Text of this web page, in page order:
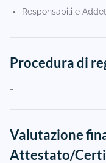
Responsabili e
Procedura di
-
Valutazione
Attestato/